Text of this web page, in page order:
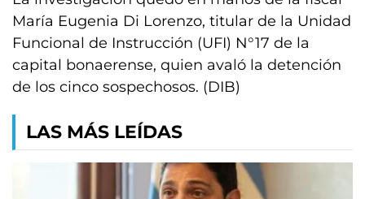
María Eugenia Di Lorenzo, titular de la Unidad
Funcional de Instrucción (UFI) N°17 de la
capital bonaerense, quien avaló la detención
de los cinco sospechosos. (DIB)
LAS MÁS LEÍDAS